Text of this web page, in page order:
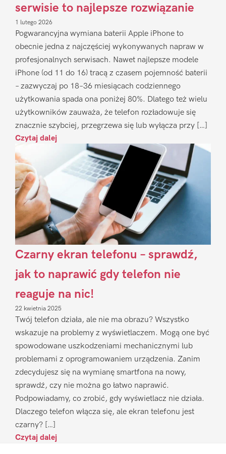
serwisie to najlepsze rozwiązanie
1 lutego 2026
Pogwarancyjna wymiana baterii Apple iPhone to
obecnie jedna z najczęściej wykonywanych napraw w
profesjonalnych serwisach. Nawet najlepsze modele
iPhone (od 11 do 16) tracą z czasem pojemność baterii
– zazwyczaj po 18–36 miesiącach codziennego
użytkowania spada ona poniżej 80%. Dlatego też wielu
użytkowników zauważa, że telefon rozładowuje się
znacznie szybciej, przegrzewa się lub wyłącza przy […]
Czytaj dalej
Czarny ekran telefonu – sprawdź,
jak to naprawić gdy telefon nie
reaguje na nic!
22 kwietnia 2025
Twój telefon działa, ale nie ma obrazu? Wszystko
wskazuje na problemy z wyświetlaczem. Mogą one być
spowodowane uszkodzeniami mechanicznymi lub
problemami z oprogramowaniem urządzenia. Zanim
zdecydujesz się na wymianę smartfona na nowy,
sprawdź, czy nie można go łatwo naprawić.
Podpowiadamy, co zrobić, gdy wyświetlacz nie działa.
Dlaczego telefon włącza się, ale ekran telefonu jest
czarny? […]
Czytaj dalej